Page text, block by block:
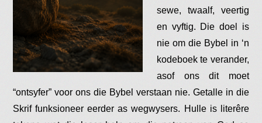
sewe, twaalf, veertig
en vyftig. Die doel is
nie om die Bybel in ‘n
kodeboek te verander,
asof ons dit moet
“ontsyfer” voor ons die Bybel verstaan nie. Getalle in die
Skrif funksioneer eerder as wegwysers. Hulle is literêre